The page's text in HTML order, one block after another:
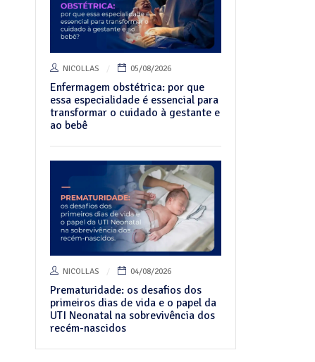
NICOLLAS 05/08/2026
Enfermagem obstétrica: por que
essa especialidade é essencial para
transformar o cuidado à gestante e
ao bebê
NICOLLAS 04/08/2026
Prematuridade: os desafios dos
primeiros dias de vida e o papel da
UTI Neonatal na sobrevivência dos
recém-nascidos